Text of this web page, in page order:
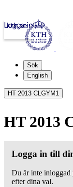
kth.se
Logga in
Sök
English
HT 2013 CLGYM1
HT 2013
Logga in till
Du är inte inloggad
efter dina val.